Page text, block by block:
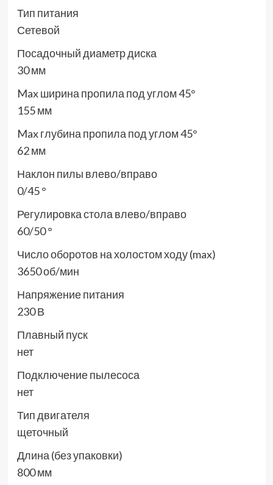
Тип питания
Сетевой
Посадочный диаметр диска
30 мм
Max ширина пропила под углом 45°
155 мм
Max глубина пропила под углом 45°
62 мм
Наклон пилы влево/вправо
0/45 °
Регулировка стола влево/вправо
60/50 °
Число оборотов на холостом ходу (max)
3650 об/мин
Напряжение питания
230 В
Плавный пуск
нет
Подключение пылесоса
нет
Тип двигателя
щеточный
Длина (без упаковки)
800 мм